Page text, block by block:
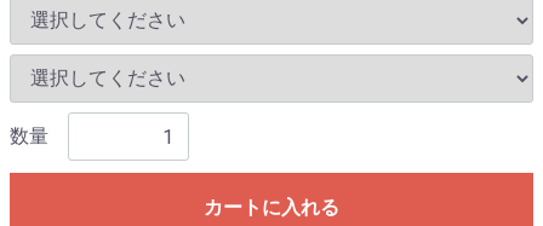
数量
カートに入れる